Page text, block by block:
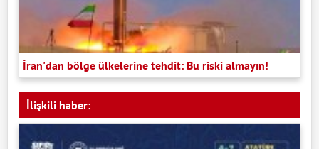
İran'dan bölge ülkelerine tehdit: Bu riski almayın!
İlişkili haber: